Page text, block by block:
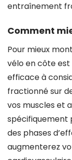
entraînement
Comment
Pour mieux
vélo en côte
efficace à
fractionné sur
vos muscles et
spécifiquement
des phases
augmenterez